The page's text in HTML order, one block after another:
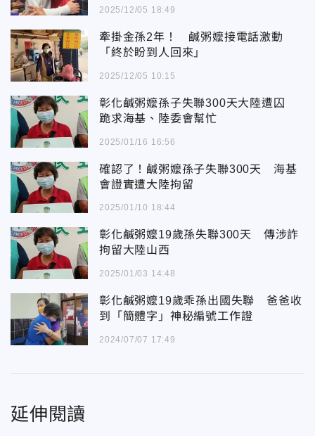
2025/12/05 18:49
牽掛金孫2年！ 鹹粥嬤接電話激動
「終於盼到人回來」
2025/12/05 10:15
彰化鹹粥嬤孫子失聯300天大陸遭囚
跪求海基、陸委會幫忙
2025/01/16 16:56
確認了！鹹粥嬤孫子失聯300天 海基
會證實遭大陸拘留
2025/01/10 18:44
彰化鹹粥嬤19歲孫失聯300天 傳涉詐
拘留大陸山西
2025/01/03 14:48
彰化鹹粥嬤19歲乖孫出國失聯 爸爸收
到「簡體字」神秘編號工作證
2024/07/07 17:49
延伸閱讀